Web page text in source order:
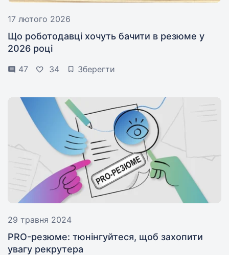
17 лютого 2026
Що роботодавці хочуть бачити в резюме у
2026 році
47 34 Зберегти
29 травня 2024
PRO-резюме: тюнінгуйтеся, щоб захопити
увагу рекрутера